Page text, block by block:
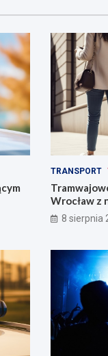
TRANSPORT
Wrocław z
8 sierpnia